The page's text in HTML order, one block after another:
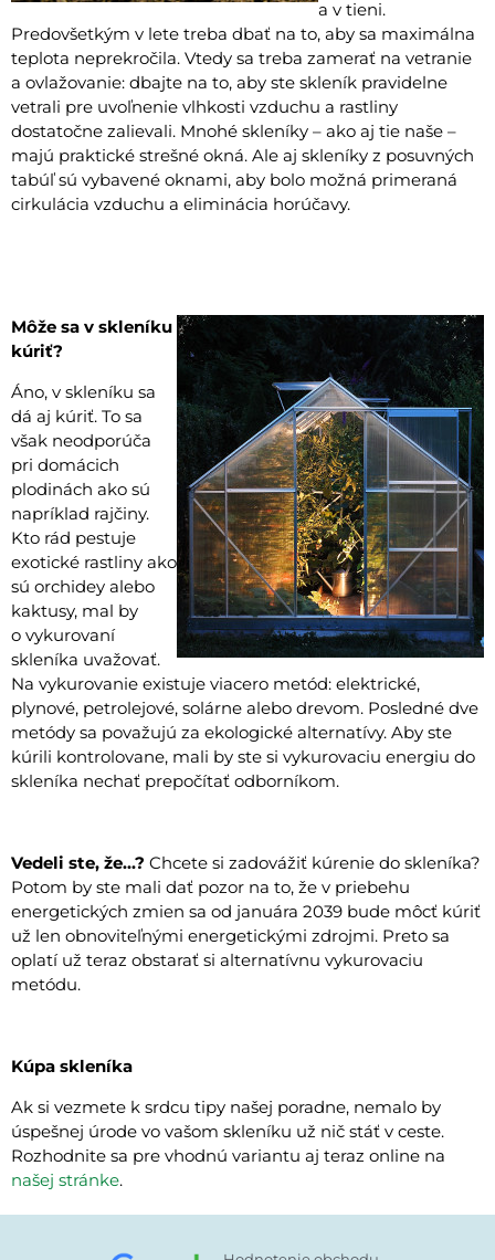
a v tieni.
Predovšetkým v lete treba dbať na to, aby sa maximálna
teplota neprekročila. Vtedy sa treba zamerať na vetranie
a ovlažovanie: dbajte na to, aby ste skleník pravidelne
vetrali pre uvoľnenie vlhkosti vzduchu a rastliny
dostatočne zalievali. Mnohé skleníky – ako aj tie naše –
majú praktické strešné okná. Ale aj skleníky z posuvných
tabúľ sú vybavené oknami, aby bolo možná primeraná
cirkulácia vzduchu a eliminácia horúčavy.
Môže sa v skleníku
kúriť?
Áno, v skleníku sa
dá aj kúriť. To sa
však neodporúča
pri domácich
plodinách ako sú
napríklad rajčiny.
Kto rád pestuje
exotické rastliny ako
sú orchidey alebo
kaktusy, mal by
o vykurovaní
skleníka uvažovať.
Na vykurovanie existuje viacero metód: elektrické,
plynové, petrolejové, solárne alebo drevom. Posledné dve
metódy sa považujú za ekologické alternatívy. Aby ste
kúrili kontrolovane, mali by ste si vykurovaciu energiu do
skleníka nechať prepočítať odborníkom.
Vedeli ste, že...? Chcete si zadovážiť kúrenie do skleníka?
Potom by ste mali dať pozor na to, že v priebehu
energetických zmien sa od januára 2039 bude môcť kúriť
už len obnoviteľnými energetickými zdrojmi. Preto sa
oplatí už teraz obstarať si alternatívnu vykurovaciu
metódu.
Kúpa skleníka
Ak si vezmete k srdcu tipy našej poradne, nemalo by
úspešnej úrode vo vašom skleníku už nič stáť v ceste.
Rozhodnite sa pre vhodnú variantu aj teraz online na
našej stránke.